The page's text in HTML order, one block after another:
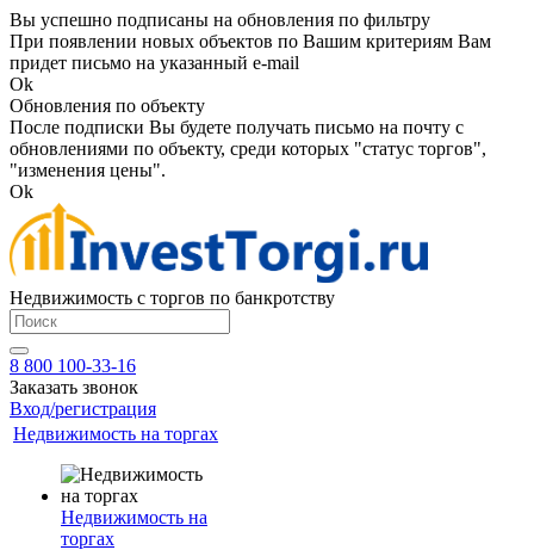
Вы успешно подписаны на обновления по фильтру
При появлении новых объектов по Вашим критериям Вам
придет письмо на указанный e-mail
Ok
Обновления по объекту
После подписки Вы будете получать письмо на почту с
обновлениями по объекту, среди которых "статус торгов",
"изменения цены".
Ok
Недвижимость с торгов по банкротству
8 800 100-33-16
Заказать звонок
Вход/регистрация
Недвижимость на торгах
Недвижимость на
торгах